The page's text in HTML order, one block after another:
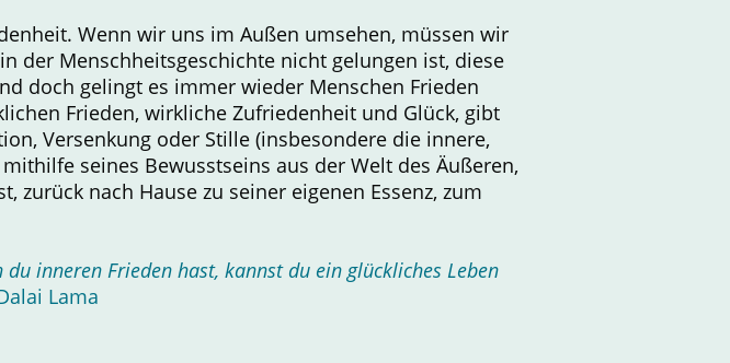
Wenn wir uns im Außen umsehen, müssen wir
der Menschheitsgeschichte nicht gelungen ist, diese
doch gelingt es immer wieder Menschen Frieden
Frieden, wirkliche Zufriedenheit und Glück, gibt
Versenkung oder Stille (insbesondere die innere,
seines Bewusstseins aus der Welt des Äußeren,
zurück nach Hause zu seiner eigenen Essenz, zum
inneren Frieden hast, kannst du ein glückliches Leben
Lama